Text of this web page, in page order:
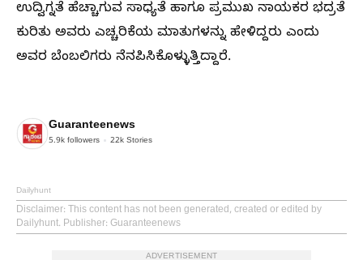
ಉದ್ವಿಗ್ನತೆ ಹೆಚ್ಚಾಗುವ ಸಾಧ್ಯತೆ ಹಾಗೂ ಪ್ರಮುಖ ನಾಯಕರ ಭದ್ರತೆ
ಕುರಿತು ಅವರು ಎಚ್ಚರಿಕೆಯ ಮಾತುಗಳನ್ನು ಹೇಳಿದ್ದರು ಎಂದು
ಅವರ ಬೆಂಬಲಿಗರು ನೆನಪಿಸಿಕೊಳ್ಳುತ್ತಿದ್ದಾರೆ.
Guaranteenews
5.9k followers 22k Stories
Dailyhunt
Disclaimer: This content has not been generated, created or edited by
Dailyhunt. Publisher: Guaranteenews
ADVERTISEMENT